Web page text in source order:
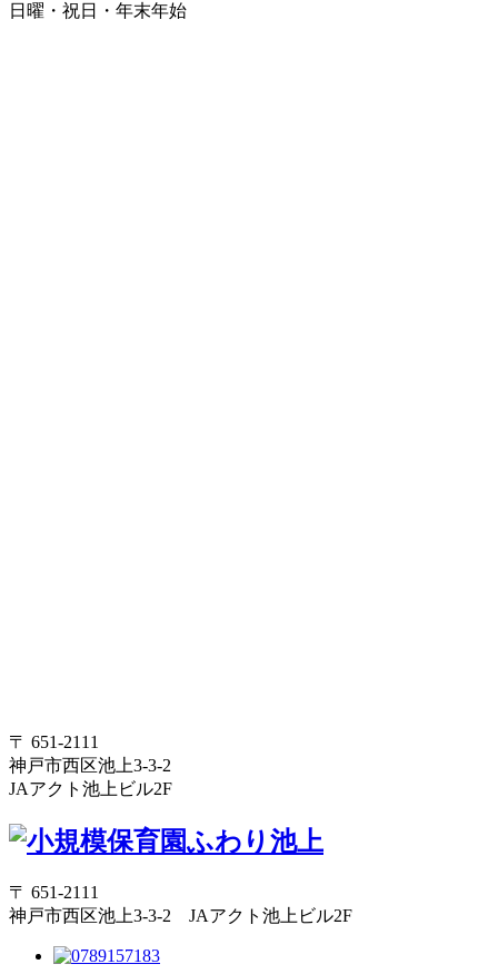
日曜・祝日・年末年始
〒 651-2111
神戸市西区池上3-3-2
JAアクト池上ビル2F
〒 651-2111
神戸市西区池上3-3-2 JAアクト池上ビル2F